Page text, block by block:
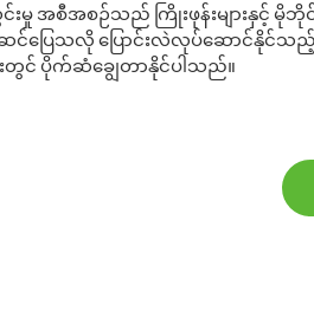
းမှု အစီအစဉ်သည် ကြိုးဖုန်းများနှင့် မို
ပြေသလို ပြောင်းလဲလုပ်ဆောင်နိုင်သည့်
းတွင် ပိုက်ဆံချွေတာနိုင်ပါသည်။